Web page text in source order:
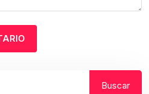
Buscar